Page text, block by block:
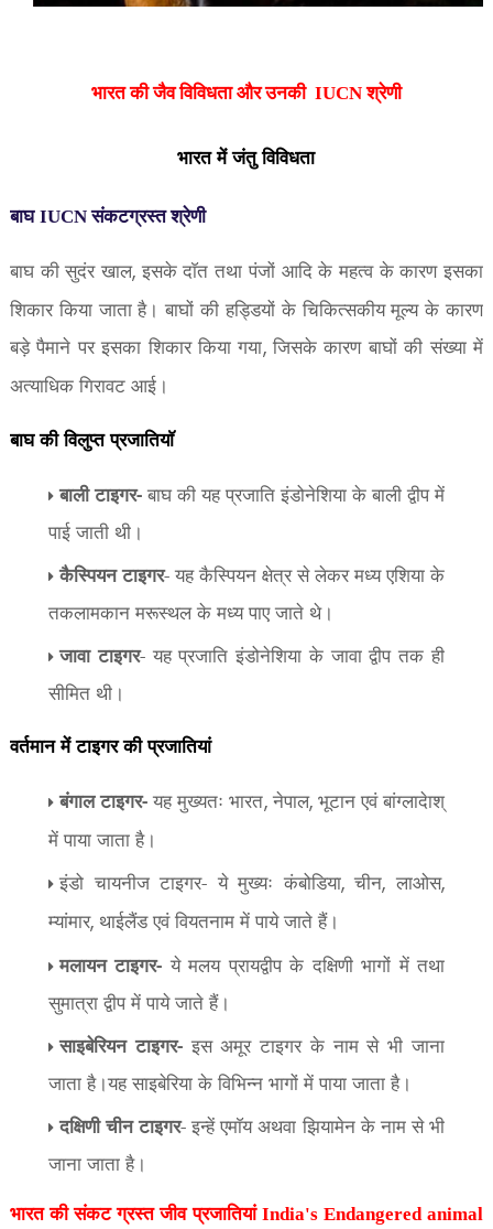
भारत की जैव विविधता और उनकी IUCN श्रेणी
भारत में जंतु विविधता
बाघ IUCNसंकटग्रस्त श्रेणी
बाघ की सुदंर खाल, इसके दाॅत तथा पंजों आदि के महत्व के कारण इसका
शिकार किया जाता है। बाघों की हड्डियों के चिकित्सकीय मूल्य के कारण
बड़े पैमाने पर इसका शिकार किया गया, जिसके कारण बाघों की संख्या में
अत्याधिक गिरावट आई।
बाघ की विलुप्त प्रजातियाॅ
बाली टाइगर-बाघ की यह प्रजाति इंडोनेशिया के बाली द्वीप में
पाई जाती थी।
कैस्पियन टाइगर- यह कैस्पियन क्षेत्र से लेकर मध्य एशिया के
तकलामकान मरूस्थल के मध्य पाए जाते थे।
जावा टाइगर- यह प्रजाति इंडोनेशिया के जावा द्वीप तक ही
सीमित थी।
वर्तमान में टाइगर की प्रजातियां
बंगाल टाइगर- यह मुख्यतः भारत, नेपाल, भूटान एवं बांग्लादेाश्
में पाया जाता है।
इंडो चायनीज टाइगर- ये मुख्यः कंबोडिया,चीन,लाओस,
म्यांमार, थाईलैंड एवं वियतनाम में पाये जाते हैं।
मलायन टाइगर- ये मलय प्रायद्वीप के दक्षिणी भागों में तथा
सुमात्रा द्वीप में पाये जाते हैं।
साइबेरियन टाइगर-इस अमूर टाइगर के नाम से भी जाना
जाता है।यह साइबेरिया के विभिन्न भागों में पाया जाता है।
दक्षिणी चीन टाइगर- इन्हें एमाॅय अथवा झियामेन के नाम से भी
जाना जाता है।
भारत की संकट ग्रस्त जीव प्रजातियां India's Endangeredanimal